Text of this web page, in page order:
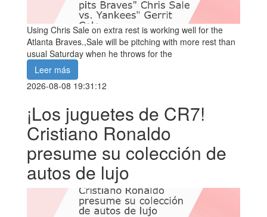
Using Chris Sale on extra rest is working well for the
Atlanta Braves.,Sale will be pitching with more rest than
usual Saturday when he throws for the
Leer más
2026-08-08 19:31:12
¡Los juguetes de CR7!
Cristiano Ronaldo
presume su colección de
autos de lujo